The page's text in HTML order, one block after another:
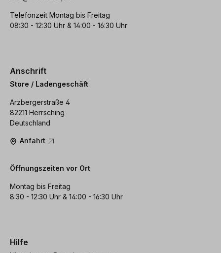
Telefonzeit Montag bis Freitag
08:30 - 12:30 Uhr & 14:00 - 16:30 Uhr
Anschrift
Store / Ladengeschäft
Arzbergerstraße 4
82211 Herrsching
Deutschland
Anfahrt
Öffnungszeiten vor Ort
Montag bis Freitag
8:30 - 12:30 Uhr & 14:00 - 16:30 Uhr
Hilfe